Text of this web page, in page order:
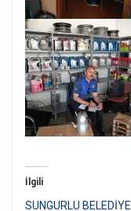
İlgili
SUNGURLU BELEDİYE